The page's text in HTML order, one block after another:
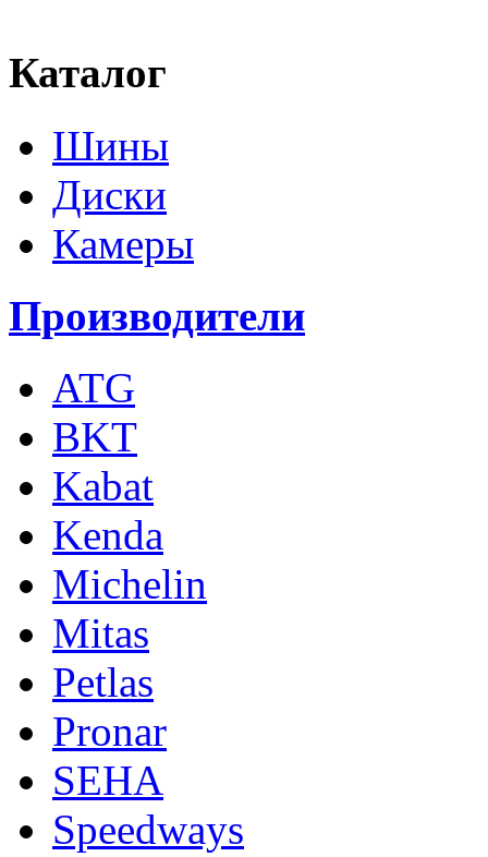
Каталог
Шины
Диски
Камеры
Производители
ATG
BKT
Kabat
Kenda
Michelin
Mitas
Petlas
Pronar
SEHA
Speedways